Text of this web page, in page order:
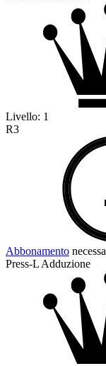
Livello: 1
R3
Abbonamento
Press-L Adduzione